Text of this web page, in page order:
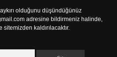
olduğunu düşündüğünüz
adresine bildirmeniz halinde,
kaldırılacaktır.